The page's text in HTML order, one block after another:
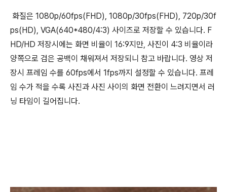
화질은 1080p/60fps(FHD), 1080p/30fps(FHD), 720p/30f
ps(HD), VGA(640*480/4:3) 사이즈로 저장할 수 있습니다. F
HD/HD 저장시에는 화면 비율이 16:9지만, 사진이 4:3 비율이라
양쪽으로 검은 공백이 채워져서 저장되니 참고 바랍니다. 영상 저
장시 프레임 수를 60fps에서 1fps까지 설정할 수 있습니다. 프레
임 수가 적을 수록 사진과 사진 사이의 화면 전환이 느려지면서 러
닝 타임이 길어집니다.